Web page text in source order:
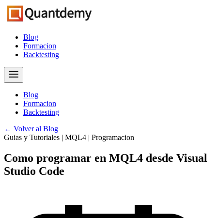
Blog
Formacion
Backtesting
Blog
Formacion
Backtesting
← Volver al Blog
Guias y Tutoriales | MQL4 | Programacion
Como programar en MQL4 desde Visual
Studio Code